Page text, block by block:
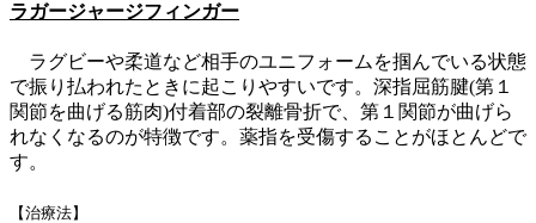
ラガージャージフィンガー
ラグビーや柔道など相手のユニフォームを掴んでいる状態
で振り払われたときに起こりやすいです。深指屈筋腱(第１
関節を曲げる筋肉)付着部の裂離骨折で、第１関節が曲げら
れなくなるのが特徴です。薬指を受傷することがほとんどで
す。
【治療法】